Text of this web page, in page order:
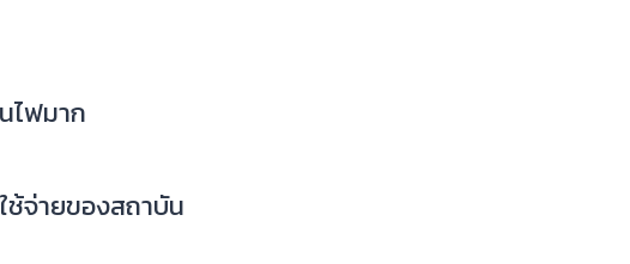
ไฟมาก
ช้จ่ายของสถาบัน